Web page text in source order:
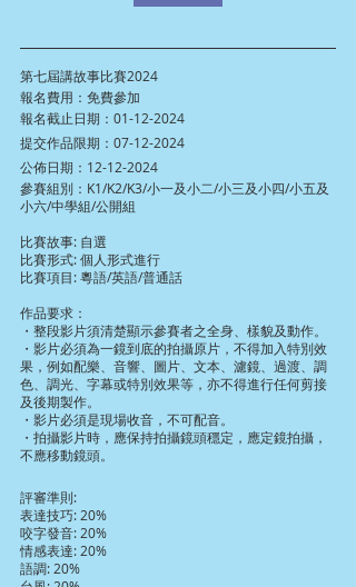
第七屆講故事比賽2024
報名費用：免費參加
報名截止日期：01-12-2024
提交作品限期：07-12-2024
公佈日期：12-12-2024
參賽組別：K1/K2/K3/小一及小二/小三及小四/小五及
小六/中學組/公開組
比賽故事: 自選
比賽形式: 個人形式進行
比賽項目: 粵語/英語/普通話
作品要求：
・整段影片須清楚顯示參賽者之全身、樣貌及動作。
・影片必須為一鏡到底的拍攝原片，不得加入特別效
果，例如配樂、音響、圖片、文本、濾鏡、過渡、調
色、調光、字幕或特別效果等，亦不得進行任何剪接
及後期製作。
・影片必須是現場收音，不可配音。
・拍攝影片時，應保持拍攝鏡頭穩定，應定鏡拍攝，
不應移動鏡頭。
評審準則:
表達技巧: 20%
咬字發音: 20%
情感表達: 20%
語調: 20%